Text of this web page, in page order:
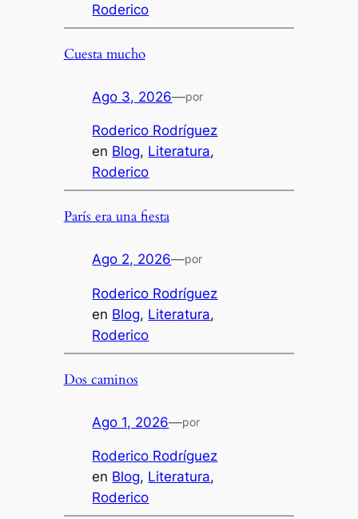
Roderico
Cuesta mucho
Ago 3, 2026—por
Roderico Rodríguez
en Blog, Literatura
Roderico
París era una fiesta
Ago 2, 2026—por
Roderico Rodríguez
en Blog, Literatura
Roderico
Dos caminos
Ago 1, 2026—por
Roderico Rodríguez
en Blog, Literatura
Roderico